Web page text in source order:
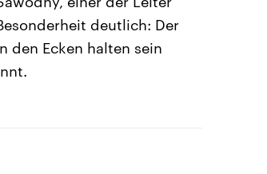
deutlich: Der
den Ecken halten sein